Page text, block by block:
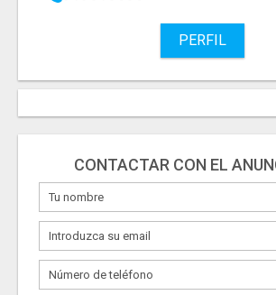
PERFIL
CONTACTAR CON EL